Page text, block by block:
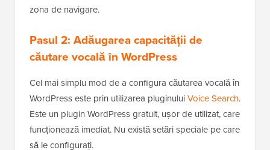
zona de navigare.
Pasul 2: Adăugarea capacității de
căutare vocală în WordPress
Cel mai simplu mod de a configura căutarea vocală în
WordPress este prin utilizarea pluginuluiVoice Search.
Este un plugin WordPress gratuit, ușor de utilizat, care
funcționează imediat. Nu există setări speciale pe care
să le configurați.